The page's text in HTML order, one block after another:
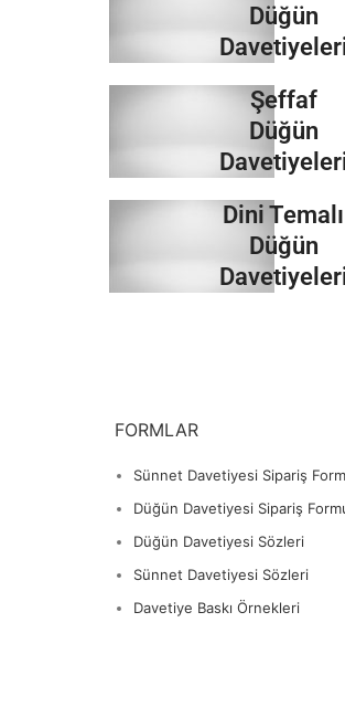
Düğün
İncele
Şeffaf
Düğün
İncele
Dini Temalı
Düğün
FORMLAR
Sünnet Davetiyesi Sipariş
Düğün Davetiyesi Sipariş
Düğün Davetiyesi Sözleri
Sünnet Davetiyesi Sözleri
Davetiye Baskı Örnekleri